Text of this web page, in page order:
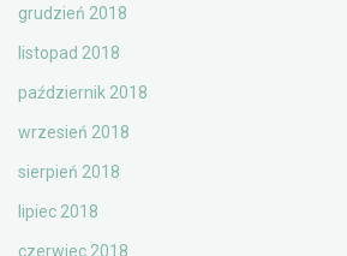
grudzień 2018
listopad 2018
październik 2018
wrzesień 2018
sierpień 2018
lipiec 2018
czerwiec 2018